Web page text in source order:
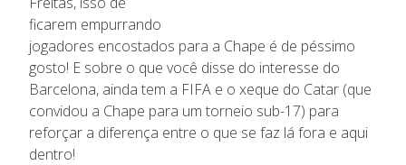
ficarem empurrando
jogadores encostados para a Chape é de péssimo
gosto! E sobre o que você disse do interesse do
Barcelona, ainda tem a FIFA e o xeque do Catar (que
convidou a Chape para um torneio sub-17) para
reforçar a diferença entre o que se faz lá fora e aqui
dentro!